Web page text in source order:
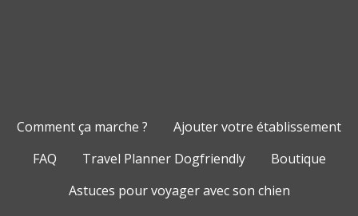
Comment ça marche ?
Ajouter votre établissement
FAQ
Travel Planner Dogfriendly
Boutique
Astuces pour voyager avec son chien